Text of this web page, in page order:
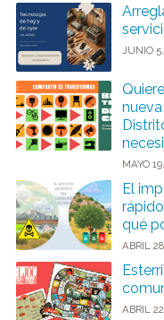
JUNIO
MAYO
El
qué
ABRIL
ABRIL